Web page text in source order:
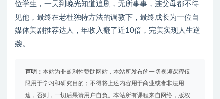
位学生，一天到晚光知道追剧，无所事事，连父母都不待
见他，最终在老杜独特方法的调教下，最终成长为一位自
媒体美剧推荐达人，年收入翻了近10倍，完美实现人生逆
袭。
声明： 本站为非盈利性赞助网站，本站所发布的一切视频课程仅
限用于学习和研究目的；不得将上述内容用于商业或者非法用
途，否则，一切后果请用户自负。本站所有课程来自网络，版权